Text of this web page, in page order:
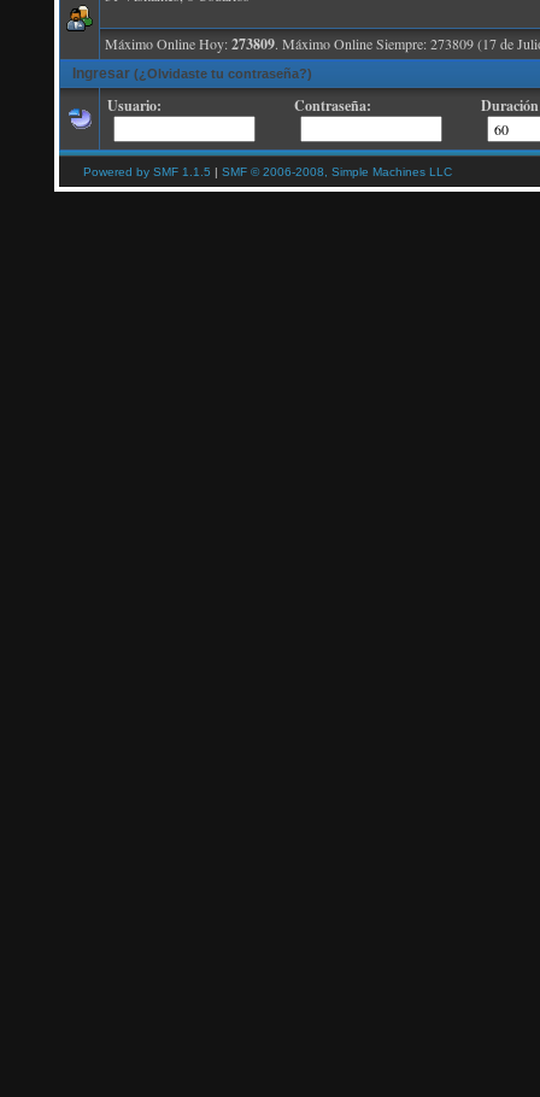
Máximo Online Hoy:273809. Máximo Online Siempre: 273809 (17 de
Ingresar (¿Olvidaste tu contraseña?)
Usuario: Contraseña:
Powered by SMF 1.1.5 | SMF © 2006-2008, Simple Machines LLC